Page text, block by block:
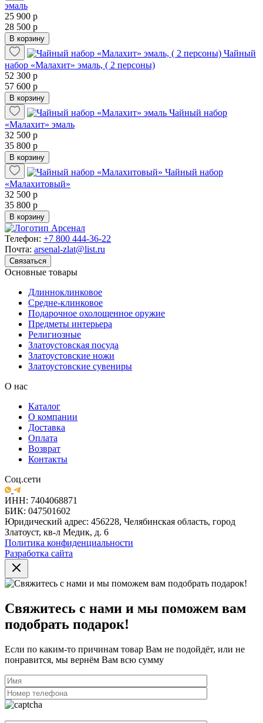
эмаль
25 900 р
28 500 р
В корзину
Чайный
набор «Малахит» эмаль, ( 2 персоны)
52 300 р
57 600 р
В корзину
Чайный набор
«Малахит» эмаль
32 500 р
35 800 р
В корзину
Чайный набор
«Малахитовый»
32 500 р
35 800 р
В корзину
Телефон: +7 800 444-36-22
Почта: arsenal-zlat@list.ru
Связаться
Основные товары
Длинноклинковое
Средне-клинковое
Подарочное охолощенное оружие
Предметы интерьера
Религиозные
Златоустовская посуда
Златоустовские ножи
Златоустовские сувениры
О нас
Каталог
О компании
Доставка
Оплата
Возврат
Контакты
Соц.сети
ИНН: 7404068871
БИК: 047501602
Юридический адрес: 456228, Челябинская область, город
Златоуст, кв-л Медик, д. 6
Политика конфиденциальности
Разработка сайта
Свяжитесь с нами и мы поможем вам
подобрать подарок!
Если по каким-то причинам товар Вам не подойдёт, или не
понравится, мы вернём Вам всю сумму